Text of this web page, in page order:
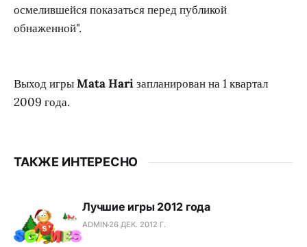
осмелившейся показаться перед публикой
обнаженной".
Выход игрыMata Hariзапланирован на 1 квартал
2009 года.
ТАКЖЕ ИНТЕРЕСНО
Лучшие игры 2012 года
ADMIN 26 ДЕК. 2012 Г.